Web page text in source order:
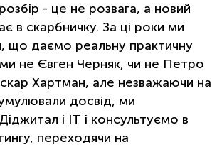
- це не розвага, а новий
в скарбничку. За ці роки ми
що даємо реальну практичну
не Євген Черняк, чи не Петро
Хартман, але незважаючи на
досвід, ми
і IТ і консультуємо в
переходячи на